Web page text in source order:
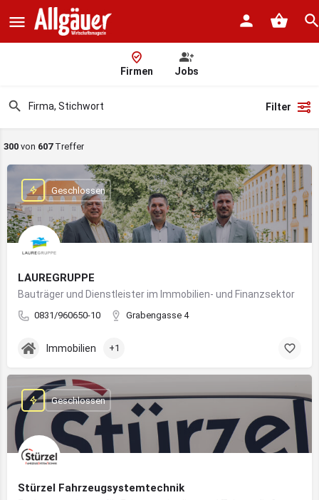
Firmen Jobs
Filter
300 von 607Treffer
LAUREGRUPPE
Bauträger und Dienstleister im Immobilien- und Finanzsektor
0831/960650-10 Grabengasse 4
Geschlossen
Immobilien +1
Stürzel Fahrzeugsystemtechnik
Geschlossen